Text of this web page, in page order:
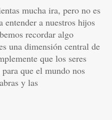
mucha ira, pero no es
entender a nuestros hijos
recordar algo
una dimensión central de
que los seres
que el mundo nos
y las